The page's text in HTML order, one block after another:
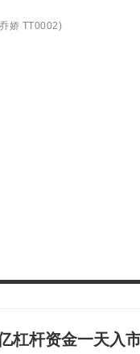
乔娇 TT0002)
杠杆资金一天入